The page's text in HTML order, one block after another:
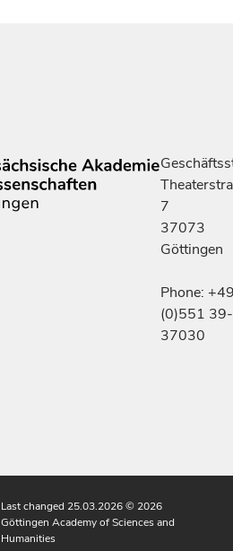
7
37073
Göttingen
Phone:
(0)551 39-
37030
Last changed 25.03.2026© 2026
Göttingen Academy of Sciences and
Humanities